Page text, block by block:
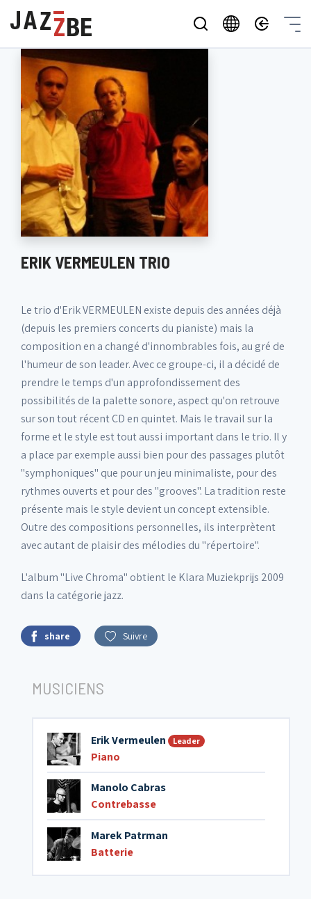
ERIK VERMEULEN TRIO
Le trio d'Erik VERMEULEN existe depuis des années déjà
(depuis les premiers concerts du pianiste) mais la
composition en a changé d'innombrables fois, au gré de
l'humeur de son leader. Avec ce groupe-ci, il a décidé de
prendre le temps d'un approfondissement des
possibilités de la palette sonore, aspect qu'on retrouve
sur son tout récent CD en quintet. Mais le travail sur la
forme et le style est tout aussi important dans le trio. Il y
a place par exemple aussi bien pour des passages plutôt
"symphoniques" que pour un jeu minimaliste, pour des
rythmes ouverts et pour des "grooves". La tradition reste
présente mais le style devient un concept extensible.
Outre des compositions personnelles, ils interprètent
avec autant de plaisir des mélodies du "répertoire".
L'album "Live Chroma" obtient le Klara Muziekprijs 2009
dans la catégorie jazz.
share Suivre
MUSICIENS
Erik Vermeulen Leader
Piano
Manolo Cabras
Contrebasse
Marek Patrman
Batterie